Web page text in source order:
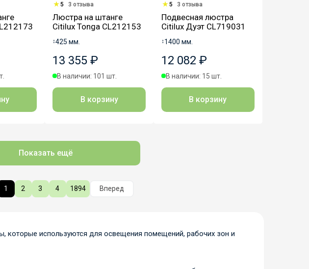
5 3 отзыва
Люстра на штанге
Citilux Tonga CL212153
↕425 мм.
13 355 ₽
В наличии: 101 шт.
В корзину
5 3 отзыва
Подвесная люстра
Citilux Дуэт CL719031
↕1400 мм.
12 082 ₽
В наличии: 15 шт.
В корзину
Показать ещё
1 2 3 4 1894 Вперед
которые используются для освещения помещений, рабочих зон и